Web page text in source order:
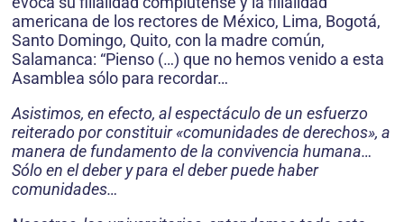
americana de los rectores de México, Lima, Bogotá,
Santo Domingo, Quito, con la madre común,
Salamanca: “Pienso (…) que no hemos venido a esta
Asamblea sólo para recordar…
Asistimos, en efecto, al espectáculo de un esfuerzo
reiterado por constituir «comunidades de derechos», a
manera de fundamento de la convivencia humana…
Sólo en el deber y para el deber puede haber
comunidades…